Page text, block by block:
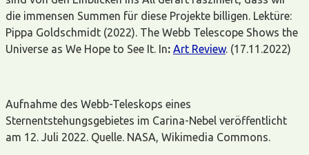
die immensen Summen für diese Projekte billigen. Lektüre:
Pippa Goldschmidt (2022). The Webb Telescope Shows the
Universe as We Hope to See It. In: Art Review. (17.11.2022)
Aufnahme des Webb-Teleskops eines
Sternentstehungsgebietes im Carina-Nebel veröffentlicht
am 12. Juli 2022. Quelle. NASA, Wikimedia Commons.